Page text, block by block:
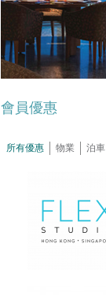
會員優惠
所有優惠 物業 泊車